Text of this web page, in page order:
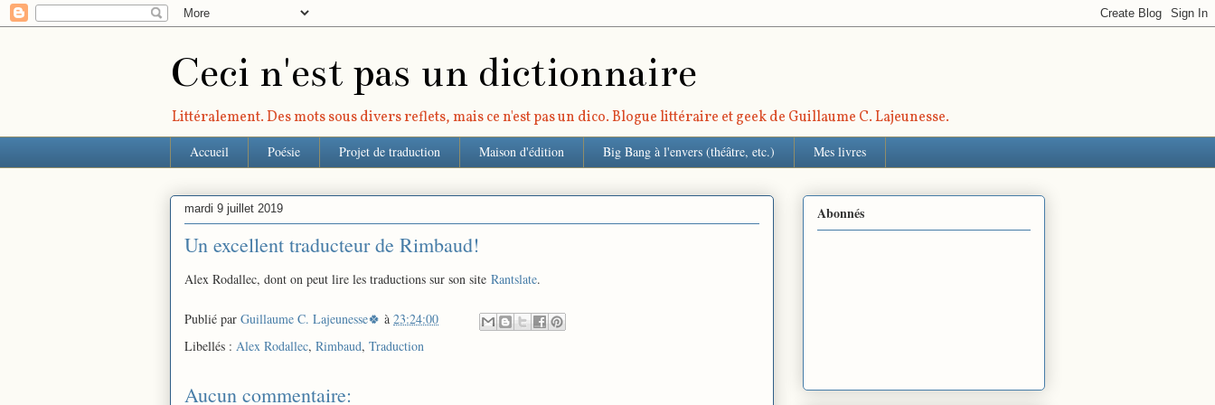
Ceci n'est pas un dictionnaire
Littéralement. Des mots sous divers reflets, mais ce n'est pas un dico. Blogue littéraire et geek de Guillaume C. Lajeunesse.
Accueil Poésie Projet de traduction Maison d'édition Big Bang à l'envers (théâtre, etc.) Mes livres
mardi 9 juillet 2019
Un excellent traducteur de Rimbaud!
Alex Rodallec, dont on peut lire les traductions sur son site Rantslate.
Publié par Guillaume C. Lajeunesse🍀 à 23:24:00
Libellés : Alex Rodallec, Rimbaud, Traduction
Aucun commentaire:
Abonnés